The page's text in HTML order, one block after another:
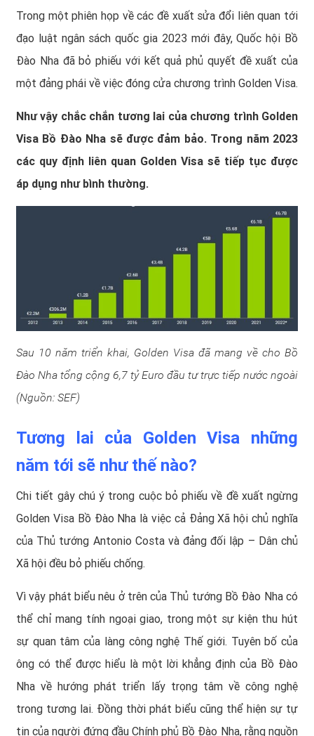
Trong một phiên họp về các đề xuất sửa đổi liên quan tới
đạo luật ngân sách quốc gia 2023 mới đây, Quốc hội Bồ
Đào Nha đã bỏ phiếu với kết quả phủ quyết đề xuất của
một đảng phái về việc đóng cửa chương trình Golden Visa.
Như vậy chắc chắn tương lai của chương trình Golden
Visa Bồ Đào Nha sẽ được đảm bảo. Trong năm 2023
các quy định liên quan Golden Visa sẽ tiếp tục được
áp dụng như bình thường.
Sau 10 năm triển khai, Golden Visa đã mang về cho Bồ
Đào Nha tổng cộng 6,7 tỷ Euro đầu tưtrực tiếp nước ngoài
(Nguồn: SEF)
Tương lai của Golden Visa những
năm tới sẽ như thế nào?
Chi tiết gây chú ý trong cuộc bỏ phiếu về đề xuất ngừng
Golden Visa Bồ Đào Nha là việc cả Đảng Xã hội chủ nghĩa
của Thủ tướng Antonio Costa và đảng đối lập – Dân chủ
Xã hội đều bỏ phiếu chống.
Vì vậy phát biểu nêu ở trên của Thủ tướng Bồ Đào Nha có
thể chỉ mang tính ngoại giao, trong một sự kiện thu hút
sự quan tâm của làng công nghệ Thế giới. Tuyên bố của
ông có thể được hiểu là một lời khẳng định của Bồ Đào
Nha về hướng phát triển lấy trọng tâm về công nghệ
trong tương lai. Đồng thời phát biểu cũng thể hiện sự tự
tin của người đứng đầu Chính phủ Bồ Đào Nha, rằng nguồn